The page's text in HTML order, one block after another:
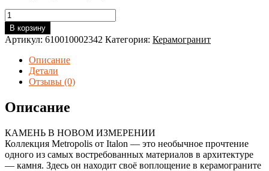
Количество
товара
Италон
МЕТРОПОЛИС
ДЕЗЕРТ
БЕЖ
80*160
м2/
кор.,
шт.)
В корзину
Артикул: 610010002342 Категория: Керамогранит
Описание
Детали
Отзывы (0)
Описание
КАМЕНЬ В НОВОМ ИЗМЕРЕНИИ
Коллекция Metropolis от Italon — это необычное прочтение
одного из самых востребованных материалов в архитектуре
— камня. Здесь он находит своё воплощение в керамограните